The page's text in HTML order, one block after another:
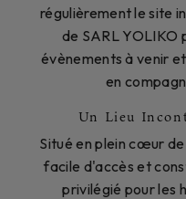
régulièrement le site
de SARL YOLIKO
évènements à venir
en
Un Lieu
Situé en plein cœur
facile d'accès et
privilégié pour les